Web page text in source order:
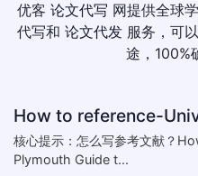
优客 论文代写 网提供全球
代写和 论文代发 服务，可
途，100%
核心提示：怎么写参考文献？
Plymouth Guide t...